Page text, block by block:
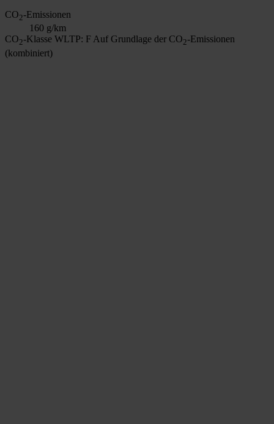
CO2-Emissionen
160 g/km
CO2-Klasse WLTP: F Auf Grundlage der CO2-Emissionen
(kombiniert)